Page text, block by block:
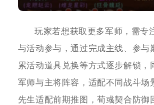
玩家若想获取更多军师，需专
与活动参与，通过完成主线、参与
累活动道具兑换等方式逐步解锁，
军师与主将阵容，适配不同战斗场
先生适配前期推图，荀彧契合防御